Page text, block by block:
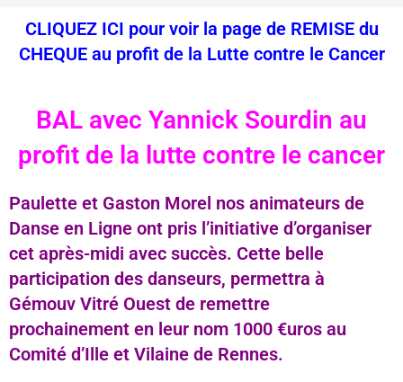
CLIQUEZ ICI pour voir la page de REMISE du
CHEQUE au profit de la Lutte contre le Cancer
BAL avec Yannick Sourdin au
profit de la lutte contre le cancer
Paulette et Gaston Morel nos animateurs de
Danse en Ligne ont pris l’initiative d’organiser
cet après-midi avec succès. Cette belle
participation des danseurs, permettra à
Gémouv Vitré Ouest de remettre
prochainement en leur nom 1000 €uros au
Comité d’Ille et Vilaine de Rennes.